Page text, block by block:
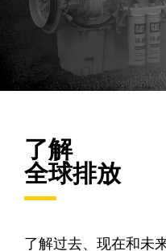
了解
全球排放
了解过去、现在和未